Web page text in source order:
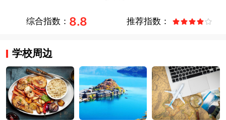
综合指数： 8.8 推荐指数：
学校周边